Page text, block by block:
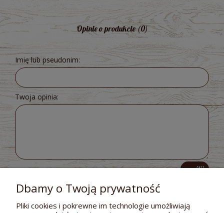
Opinie o produkcie (0)
Imię lub pseudonim:
Twoja opinia:
wyślij
Dbamy o Twoją prywatność
Pliki cookies i pokrewne im technologie umożliwiają